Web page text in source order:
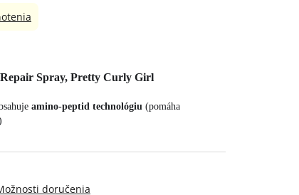
doručenia
Spray, Pretty Curly Girl
amino-peptid technológiu (pomáha